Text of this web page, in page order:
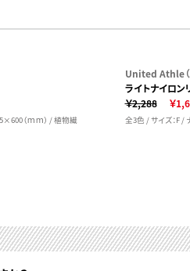
（ｍｍ） / 植物繊
United Athle（
ライトナイロン
￥2,288
￥
全3色 / サイズ：F /